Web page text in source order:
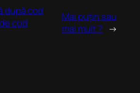
după cod
cod
Mai puțin sau
mai mult ? →